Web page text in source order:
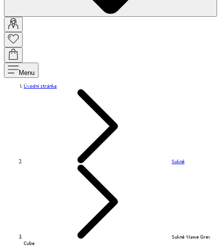
Menu
Úvodní stránka
Sukně
Sukně Mawe Grey
Cube